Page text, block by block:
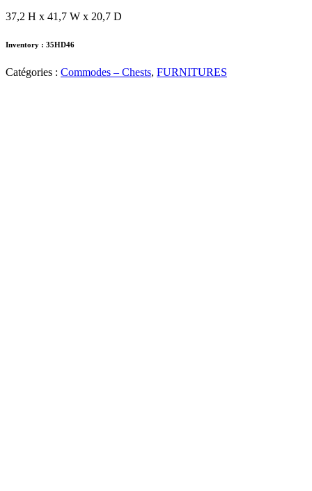
37,2 H x 41,7 W x 20,7 D
Inventory : 35HD46
Catégories : Commodes – Chests, FURNITURES